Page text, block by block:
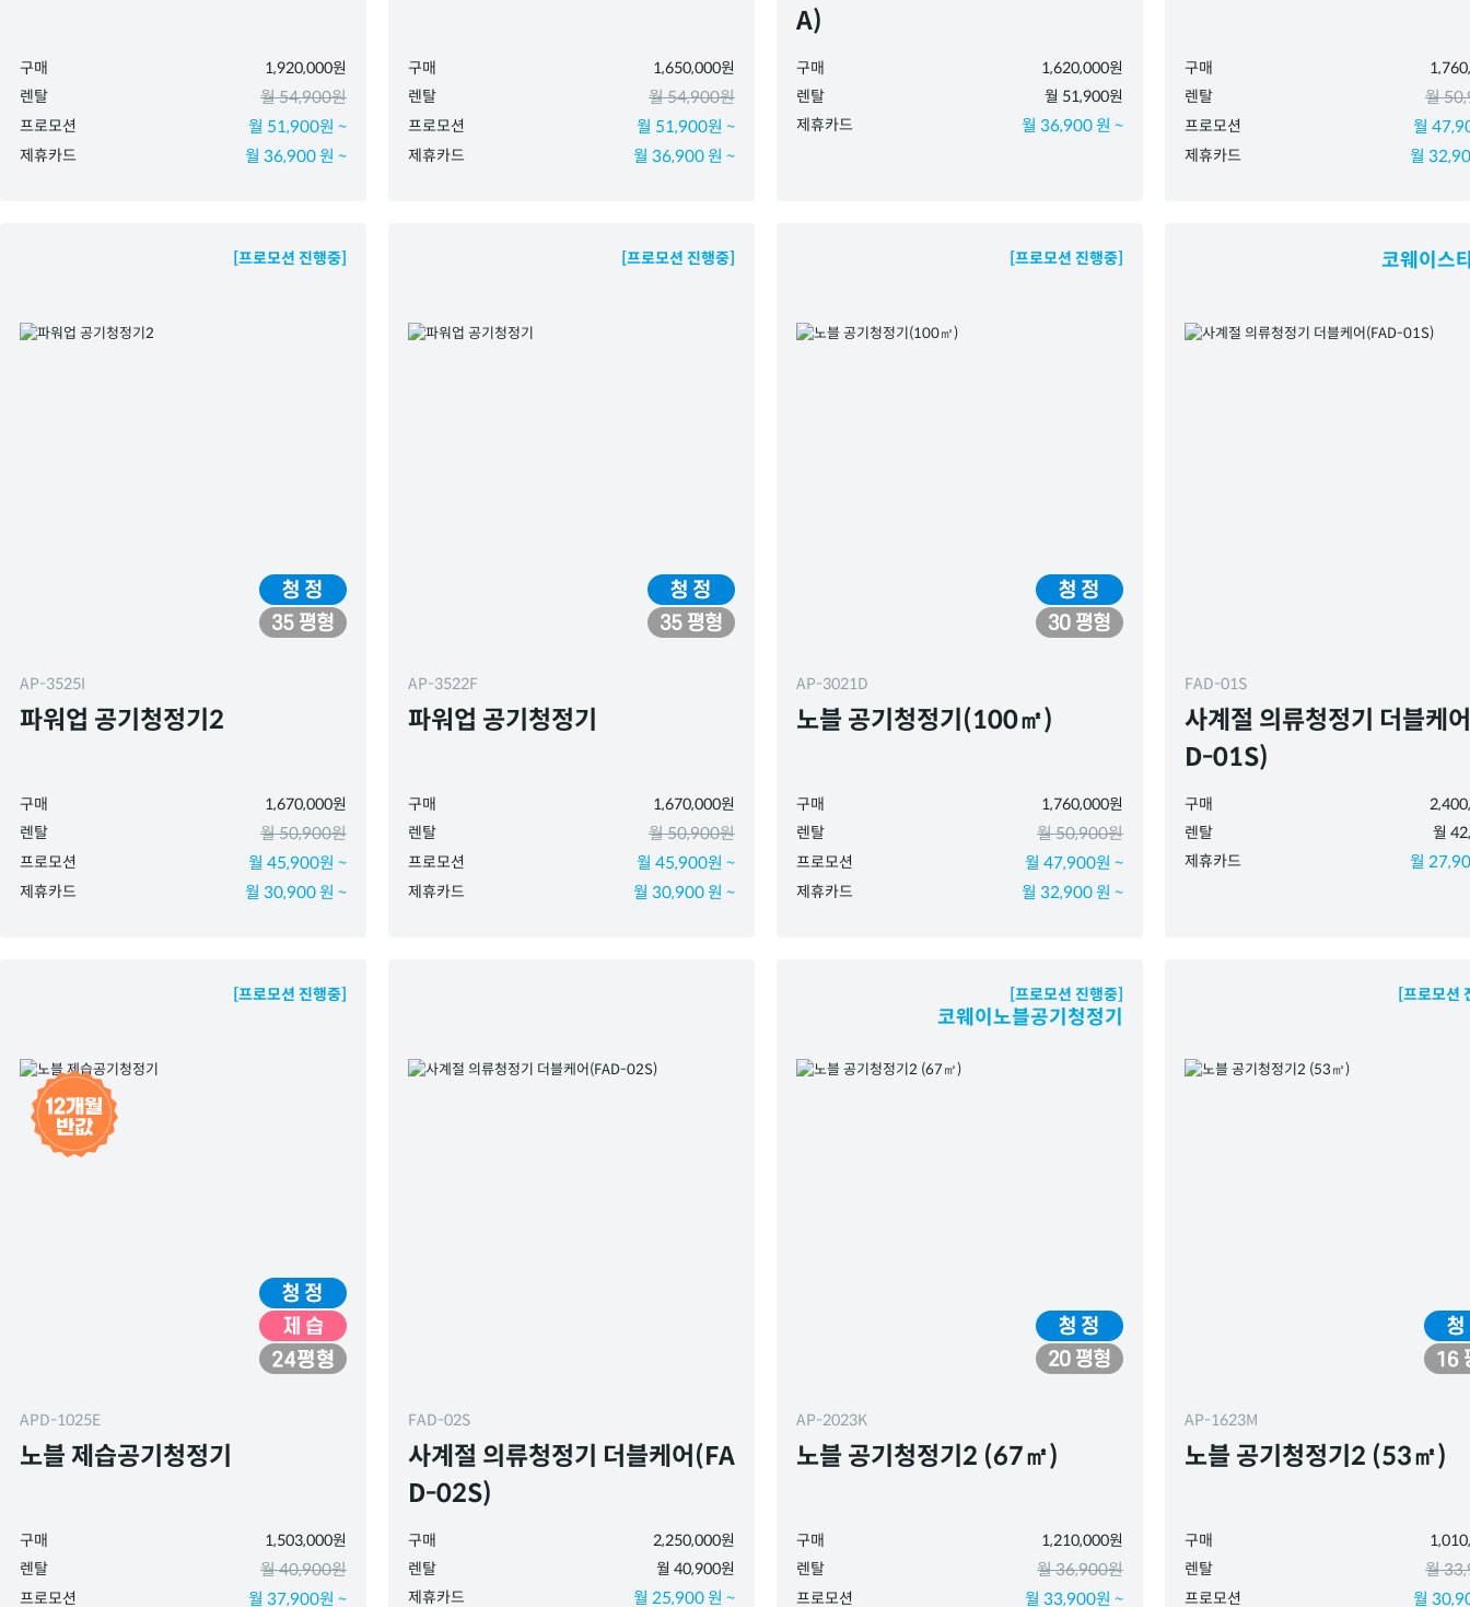
구매
1,920,000원
렌탈
월 54,900원
프로모션 월 51,900원 ~
제휴카드 월 36,900 원 ~
구매
1,650,000원
렌탈
월 54,900원
프로모션 월 51,900원 ~
제휴카드 월 36,900 원 ~
A)
구매
1,620,000원
렌탈
월 51,900원
제휴카드
월 36,900 원 ~
구매
렌탈
월
프로모션 월
제휴카드 월
[프로모션 진행중]
AP-3525I
파워업 공기청정기2
구매
1,670,000원
렌탈
월 50,900원
프로모션 월 45,900원 ~
제휴카드 월 30,900 원 ~
[프로모션 진행중]
AP-3522F
파워업 공기청정기
구매
1,670,000원
렌탈
월 50,900원
프로모션 월 45,900원 ~
제휴카드 월 30,900 원 ~
[프로모션 진행중]
AP-3021D
노블 공기청정기(100㎡)
구매
1,760,000원
렌탈
월 50,900원
프로모션 월 47,900원 ~
제휴카드 월 32,900 원 ~
코웨이스
FAD-01S
사계절 의류청정기 더블케
D-01S)
구매
렌탈
월
제휴카드
월
[프로모션 진행중]
APD-1025E
노블 제습공기청정기
구매
1,503,000원
렌탈
월 40,900원
프로모션 월 37,900원 ~
FAD-02S
사계절 의류청정기 더블케어(FA
D-02S)
구매
2,250,000원
렌탈
월 40,900원
제휴카드
월 25,900 원 ~
[프로모션 진행중]
코웨이노블공기청정기
AP-2023K
노블 공기청정기2 (67㎡)
구매
1,210,000원
렌탈
월 36,900원
프로모션 월 33,900원 ~
[프로모션
AP-1623M
노블 공기청정기2 (53㎡)
구매
렌탈
월
프로모션 월